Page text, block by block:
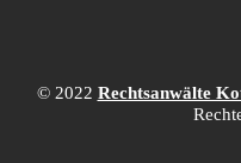
© 2022 Rechtsanwälte